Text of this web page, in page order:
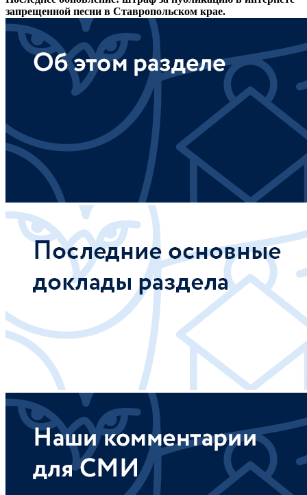
запрещенной песни в Ставропольском крае.